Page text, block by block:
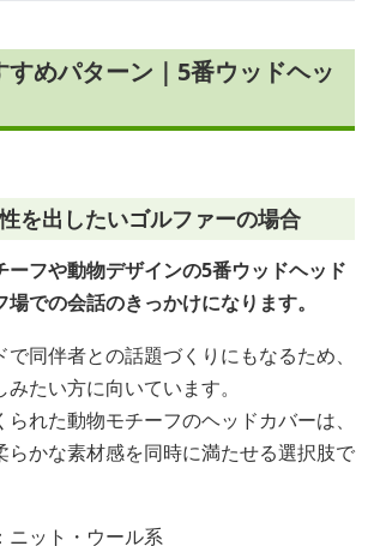
めパターン｜5番ウッドヘッ
を出したいゴルファーの場合
ーフや動物デザインの5番ウッドヘッド
での会話のきっかけになります。
同伴者との話題づくりにもなるため、
たい方に向いています。
れた動物モチーフのヘッドカバーは、
らかな素材感を同時に満たせる選択肢で
ニット・ウール系